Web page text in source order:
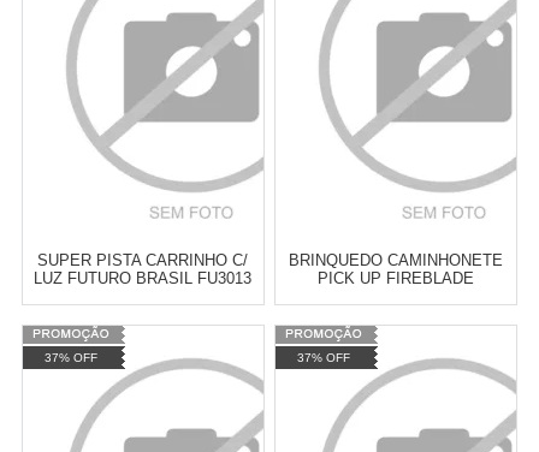
TELEVENDAS TESTE DE
TELEVENDAS
ESTAMOS EFETUANDO
TESTES
TELEVENDAS TESTE DE
TELEVENDAS
ESTAMOS EFETUANDO
TESTES
SUPER PISTA CARRINHO C/
LUZ FUTURO BRASIL FU3013
Cat:
BRINQUEDO CAMINHONETE
PICK UP FIREBLADE
Cat:
37% OFF 37% OFF